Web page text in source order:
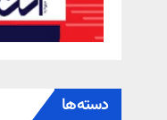
دسته‌ها